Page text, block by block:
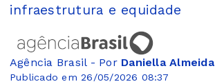
infraestrutura e equidade
Agência Brasil - Por Daniella Almeida
Publicado em 26/05/2026 08:37